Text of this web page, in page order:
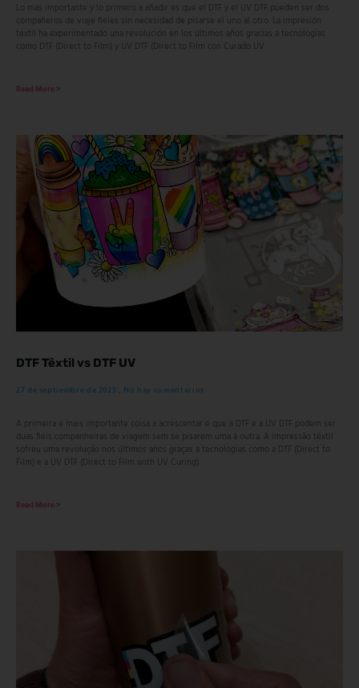
Lo más importante y lo primero a añadir es que el DTF y el UV DTF pueden ser dos
compañeros de viaje fieles sin necesidad de pisarse el uno al otro. La impresión
textil ha experimentado una revolución en los últimos años gracias a tecnologías
como DTF (Direct to Film) y UV DTF (Direct to Film con Curado UV
Read More >
DTF Têxtil vs DTF UV
27 de septiembre de 2023 No hay comentarios
A primeira e mais importante coisa a acrescentar é que a DTF e a UV DTF podem ser
duas fiéis companheiras de viagem sem se pisarem uma à outra. A impressão têxtil
sofreu uma revolução nos últimos anos graças a tecnologias como a DTF (Direct to
Film) e a UV DTF (Direct to Film with UV Curing).
Read More >